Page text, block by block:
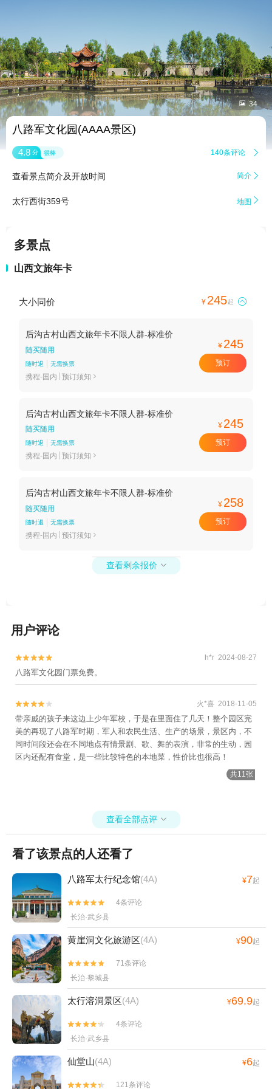
 34
八路军文化园(AAAA景区)
4.8 分 很棒 140条评论 
查看景点简介及开放时间 简介 
太行西街359号 地图 
多景点
山西文旅年卡
大小同价 ¥ 245起 
后沟古村山西文旅年卡不限人群-标准价
随买随用
随时退 无需换票
携程-国内 预订须知 
¥ 245
预订
后沟古村山西文旅年卡不限人群-标准价
随买随用
随时退 无需换票
携程-国内 预订须知 
¥ 245
预订
后沟古村山西文旅年卡不限人群-标准价
随买随用
随时退 无需换票
携程-国内 预订须知 
¥ 258
预订
查看剩余报价 
用户评论

 h*r 2024-08-27
八路军文化园门票免费。

 火*喜 2018-11-05
带亲戚的孩子来这边上少年军校，于是在里面住了几天！整个园区完
美的再现了八路军时期，军人和农民生活、生产的场景，景区内，不
同时间段还会在不同地点有情景剧、歌、舞的表演，非常的生动，园
区内还配有食堂，是一些比较特色的本地菜，性价比也很高！
共11张
查看全部点评 
看了该景点的人还看了
八路军太行纪念馆(4A) ¥7起


4条评论
长治·武乡县
黄崖洞文化旅游区(4A) ¥90起


71条评论
长治·黎城县
太行溶洞景区(4A) ¥69.9起


4条评论
长治·武乡县
仙堂山(4A) ¥6起

 121条评论